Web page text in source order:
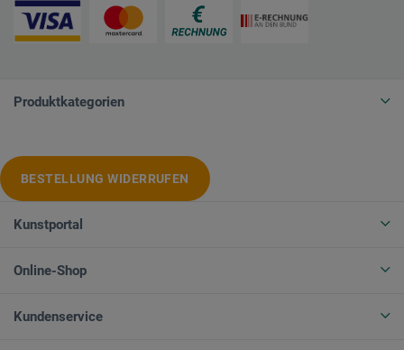
Produktkategorien
BESTELLUNG WIDERRUFEN
Kunstportal
Online-Shop
Kundenservice